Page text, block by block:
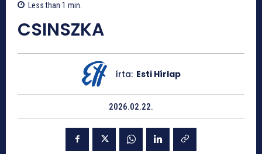
Less than 1 min.
CSINSZKA
írta: Esti Hírlap
2026.02.22.